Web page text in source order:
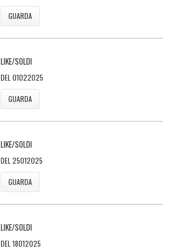
GUARDA
LIKE/SOLDI
DEL 01022025
GUARDA
LIKE/SOLDI
DEL 25012025
GUARDA
LIKE/SOLDI
DEL 18012025